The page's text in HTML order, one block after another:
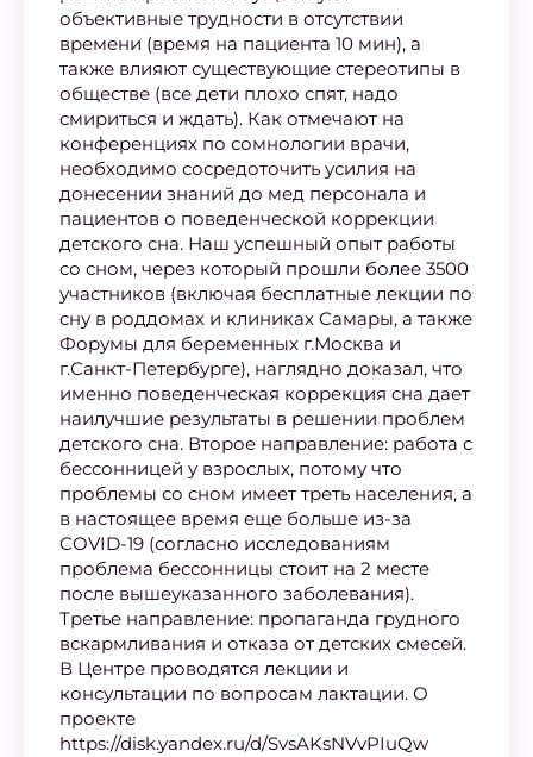
объективные трудности в отсутствии
времени (время на пациента 10 мин), а
также влияют существующие стереотипы в
обществе (все дети плохо спят, надо
смириться и ждать). Как отмечают на
конференциях по сомнологии врачи,
необходимо сосредоточить усилия на
донесении знаний до мед персонала и
пациентов о поведенческой коррекции
детского сна. Наш успешный опыт работы
со сном, через который прошли более 3500
участников (включая бесплатные лекции по
сну в роддомах и клиниках Самары, а также
Форумы для беременных г.Москва и
г.Санкт-Петербурге), наглядно доказал, что
именно поведенческая коррекция сна дает
наилучшие результаты в решении проблем
детского сна. Второе направление: работа с
бессонницей у взрослых, потому что
проблемы со сном имеет треть населения, а
в настоящее время еще больше из-за
COVID-19 (согласно исследованиям
проблема бессонницы стоит на 2 месте
после вышеуказанного заболевания).
Третье направление: пропаганда грудного
вскармливания и отказа от детских смесей.
В Центре проводятся лекции и
консультации по вопросам лактации. О
проекте
https://disk.yandex.ru/d/SvsAKsNVvPIuQw